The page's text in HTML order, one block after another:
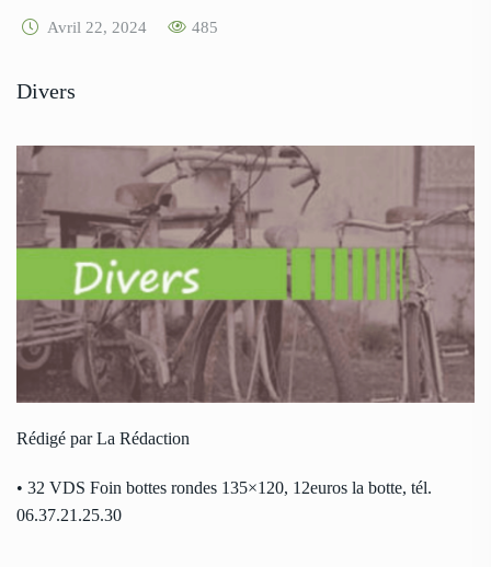
Avril 22, 2024 485
Divers
Rédigé par La Rédaction
• 32 VDS Foin bottes rondes 135×120, 12euros la botte, tél.
06.37.21.25.30